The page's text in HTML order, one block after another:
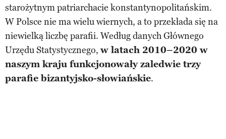
starożytnym patriarchacie konstantynopolitańskim.
W Polsce nie ma wielu wiernych, a to przekłada się na
niewielką liczbę parafii. Według danych Głównego
Urzędu Statystycznego, w latach 2010–2020 w
naszym kraju funkcjonowały zaledwie trzy
parafie bizantyjsko-słowiańskie.